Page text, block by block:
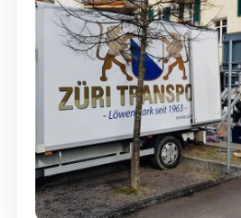
Entsorgung & Räumung